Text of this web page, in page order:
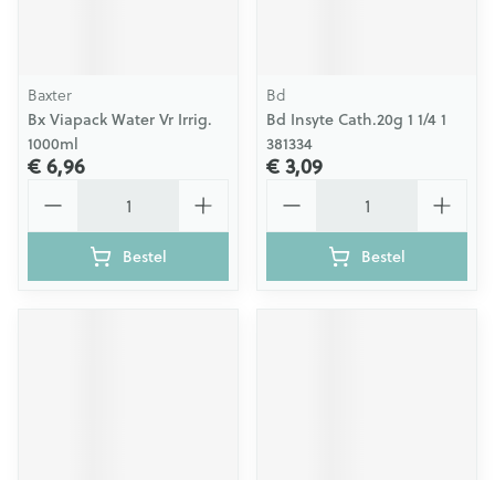
Baxter
Bx Viapack Water Vr Irrig.
1000ml
€ 6,96
Bestel
Bd
Bd Insyte Cath.20g 1 1/4 1
381334
€ 3,09
Bestel